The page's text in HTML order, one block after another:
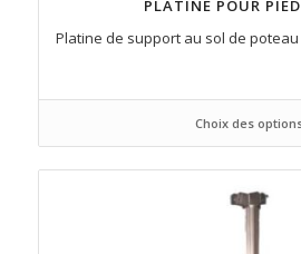
PLATINE POUR
Platine de support au sol de
Choix des